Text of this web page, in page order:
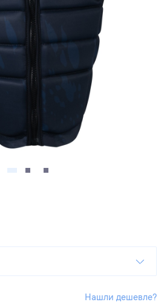
Нашли дешевле?